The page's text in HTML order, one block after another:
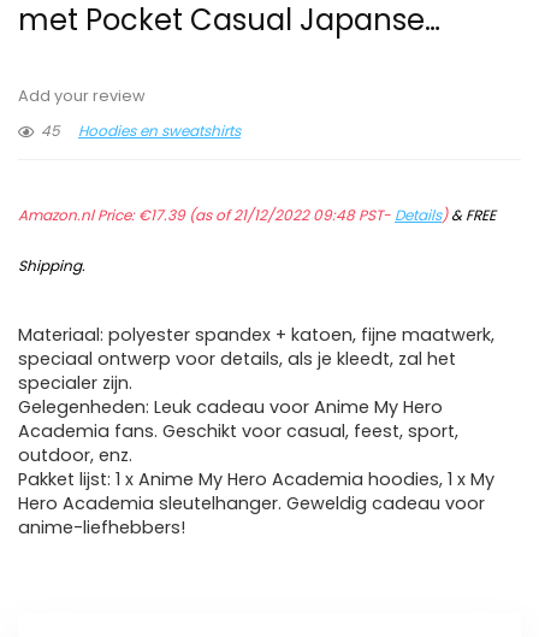
met Pocket Casual Japanse…
Add your review
45
Hoodies en sweatshirts
Amazon.nl Price:€17.39(as of 21/12/2022 09:48 PST- Details)&FREE
Shipping.
Materiaal: polyester spandex + katoen, fijne maatwerk,
speciaal ontwerp voor details, als je kleedt, zal het
specialer zijn.
Gelegenheden: Leuk cadeau voor Anime My Hero
Academia fans. Geschikt voor casual, feest, sport,
outdoor, enz.
Pakket lijst: 1 x Anime My Hero Academia hoodies, 1 x My
Hero Academia sleutelhanger. Geweldig cadeau voor
anime-liefhebbers!